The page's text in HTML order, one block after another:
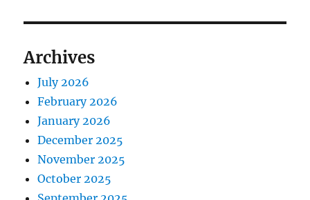
Archives
July 2026
February 2026
January 2026
December 2025
November 2025
October 2025